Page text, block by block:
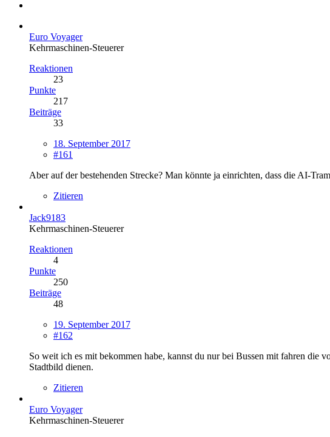
Euro Voyager
Kehrmaschinen-Steuerer
Reaktionen
23
Punkte
217
Beiträge
33
18. September 2017
#161
Aber auf der bestehenden Strecke? Man könnte ja einrichten, dass die AI-
Zitieren
Jack9183
Kehrmaschinen-Steuerer
Reaktionen
4
Punkte
250
Beiträge
48
19. September 2017
#162
So weit ich es mit bekommen habe, kannst du nur bei Bussen mit fahren die
Stadtbild dienen.
Zitieren
Euro Voyager
Kehrmaschinen-Steuerer